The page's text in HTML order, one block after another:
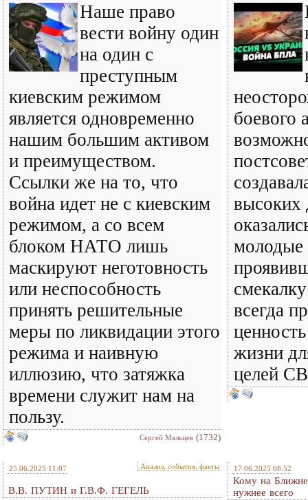
Наше право
вести войну один
на один с
преступным
киевским режимом
является одновременно
нашим большим активом
и преимуществом.
Ссылки же на то, что
война идет не с киевским
режимом, а со всем
блоком НАТО лишь
маскируют неготовность
или неспособность
принять решительные
меры по ликвидации этого
режима и наивную
иллюзию, что затяжка
времени служит нам на
пользу.
Сергей Мальцев (1732)
боевого
высоких
всегда
жизни
целей
25.06.2025 11:07 Анализ, события, факты
В.В. ПУТИН и Г.В.Ф. ГЕГЕЛЬ
17.06.2025 08:52
Кому на
нужнее всего